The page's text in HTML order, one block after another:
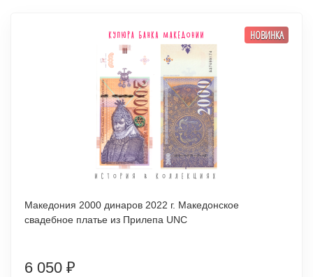
НОВИНКА
Македония 2000 динаров 2022 г. Македонское
свадебное платье из Прилепа UNC
6 050 ₽